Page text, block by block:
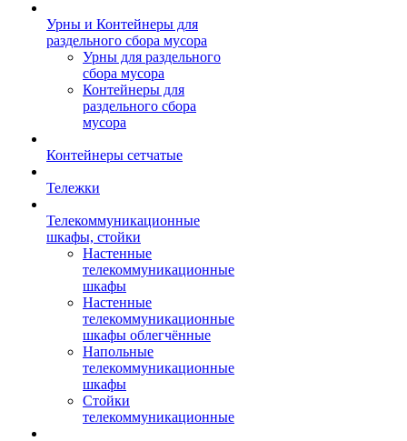
Урны и Контейнеры для
раздельного сбора мусора
Урны для раздельного
сбора мусора
Контейнеры для
раздельного сбора
мусора
Контейнеры сетчатые
Тележки
Телекоммуникационные
шкафы, стойки
Настенные
телекоммуникационные
шкафы
Настенные
телекоммуникационные
шкафы облегчённые
Напольные
телекоммуникационные
шкафы
Стойки
телекоммуникационные